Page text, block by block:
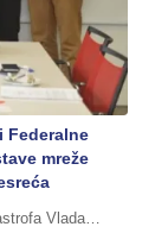
Federalne
mreže
Vlada…